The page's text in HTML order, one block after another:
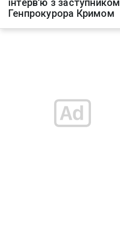
інтерв'ю з заступником
Генпрокурора Кримом